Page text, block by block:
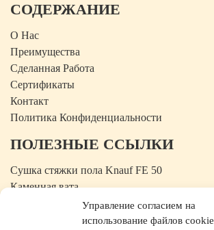
Управление согласием на
использование файлов cookie
СОДЕРЖАНИЕ
О Нас
Преимущества
Сделанная Работа
Сертификаты
Контакт
Политика Конфиденциальности
ПОЛЕЗНЫЕ ССЫЛКИ
Сушка стяжки пола Knauf FE 50
Каменная вата
Изоляционный мат
Строительная пленка